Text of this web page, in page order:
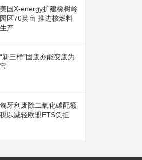
美国X-energy扩建橡树岭
园区70英亩 推进核燃料
生产
“新三样”固废亦能变废为
宝
匈牙利废除二氧化碳配额
税以减轻欧盟ETS负担